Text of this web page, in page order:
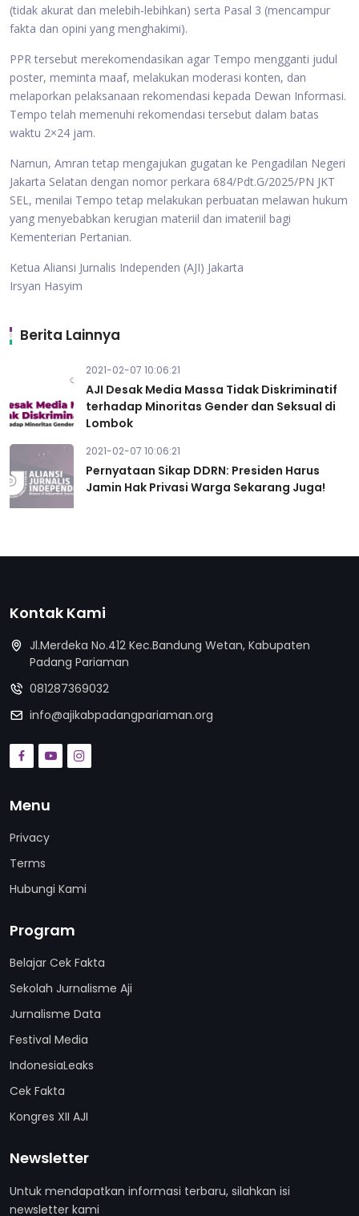
(tidak akurat dan melebih-lebihkan) serta Pasal 3 (mencampur
fakta dan opini yang menghakimi).
PPR tersebut merekomendasikan agar Tempo mengganti judul
poster, meminta maaf, melakukan moderasi konten, dan
melaporkan pelaksanaan rekomendasi kepada Dewan Informasi.
Tempo telah memenuhi rekomendasi tersebut dalam batas
waktu 2×24 jam.
Namun, Amran tetap mengajukan gugatan ke Pengadilan Negeri
Jakarta Selatan dengan nomor perkara 684/Pdt.G/2025/PN JKT
SEL, menilai Tempo tetap melakukan perbuatan melawan hukum
yang menyebabkan kerugian materiil dan imateriil bagi
Kementerian Pertanian.
Ketua Aliansi Jurnalis Independen (AJI) Jakarta
Irsyan Hasyim
Berita Lainnya
2021-02-07 10:06:21
AJI Desak Media Massa Tidak Diskriminatif
terhadap Minoritas Gender dan Seksual di
Lombok
2021-02-07 10:06:21
Pernyataan Sikap DDRN: Presiden Harus
Jamin Hak Privasi Warga Sekarang Juga!
Kontak Kami
Jl.Merdeka No.412 Kec.Bandung Wetan, Kabupaten
Padang Pariaman
081287369032
info@ajikabpadangpariaman.org
Menu
Privacy
Terms
Hubungi Kami
Program
Belajar Cek Fakta
Sekolah Jurnalisme Aji
Jurnalisme Data
Festival Media
IndonesiaLeaks
Cek Fakta
Kongres XII AJI
Newsletter
Untuk mendapatkan informasi terbaru, silahkan isi
newsletter kami